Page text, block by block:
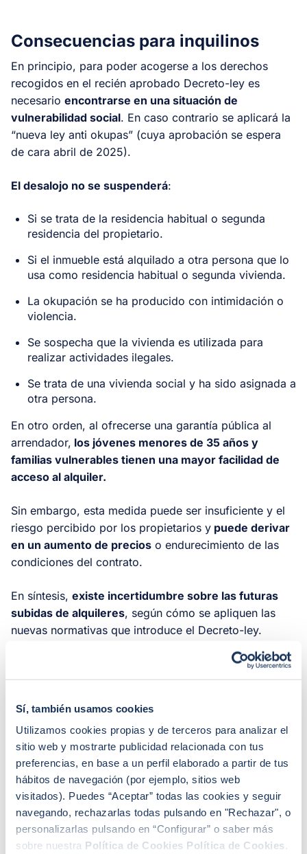
Sí, también usamos cookies
Utilizamos cookies propias y de terceros para analizar el
sitio web y mostrarte publicidad relacionada con tus
preferencias, en base a un perfil elaborado a partir de tus
hábitos de navegación (por ejemplo, sitios web
visitados). Puedes “Aceptar” todas las cookies y seguir
navegando, rechazarlas todas pulsando en "Rechazar", o
personalizarlas pulsando en “Configurar” o saber más
sobre nuestra Política de Cookies Política de Cookies .
Consecuencias para inquilinos
En principio, para poder acogerse a los derechos
recogidos en el recién aprobado Decreto-ley es
necesario encontrarse en una situación de
vulnerabilidad social. En caso contrario se aplicará la
“nueva ley anti okupas” (cuya aprobación se espera
de cara abril de 2025).
El desalojo no se suspenderá:
Si se trata de la residencia habitual o segunda
residencia del propietario.
Si el inmueble está alquilado a otra persona que lo
usa como residencia habitual o segunda vivienda.
La okupación se ha producido con intimidación o
violencia.
Se sospecha que la vivienda es utilizada para
realizar actividades ilegales.
Se trata de una vivienda social y ha sido asignada a
otra persona.
En otro orden, al ofrecerse una garantía pública al
arrendador, los jóvenes menores de 35 años y
familias vulnerables tienen una mayor facilidad de
acceso al alquiler.
Sin embargo, esta medida puede ser insuficiente y el
riesgo percibido por los propietarios y puede derivar
en un aumento de precios o endurecimiento de las
condiciones del contrato.
En síntesis, existe incertidumbre sobre las futuras
subidas de alquileres, según cómo se apliquen las
nuevas normativas que introduce el Decreto-ley.
inmobiliario
Este decreto también tieneimplicaciones directas en
la inversión y compra de vivienda. Algunos efectos
esperados podrían girar en este sentido:
Algunos propietarios, ante el riesgo percibido,
puedenoptar por la venta de su vivienda en lugar
del alquiler, reduciendo la oferta en el mercado de
arrendamiento.